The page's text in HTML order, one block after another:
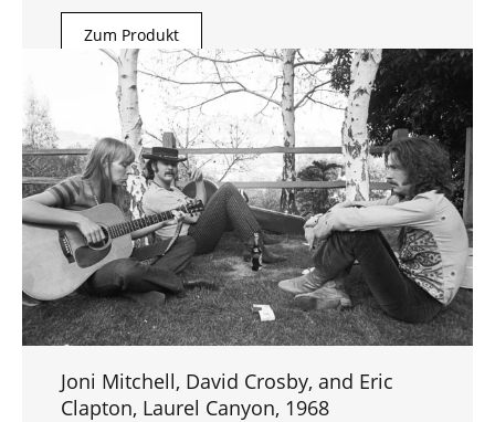
Zum Produkt
Joni Mitchell, David Crosby, and Eric
Clapton, Laurel Canyon, 1968